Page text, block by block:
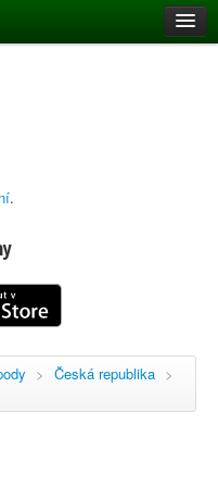
.
> Česká republika >